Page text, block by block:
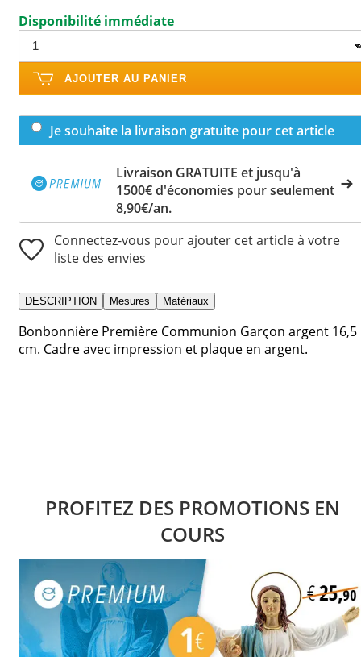
Disponibilité immédiate
AJOUTER AU PANIER
Je souhaite la livraison gratuite pour cet article
Livraison GRATUITE et jusqu'à
1500€ d'économies pour seulement
8,90€/an.
Connectez-vous pour ajouter cet article à votre
liste des envies
DESCRIPTION Mesures Matériaux
Bonbonnière Première Communion Garçon argent 16,5
cm. Cadre avec impression et plaque en argent.
PROFITEZ DES PROMOTIONS EN
COURS